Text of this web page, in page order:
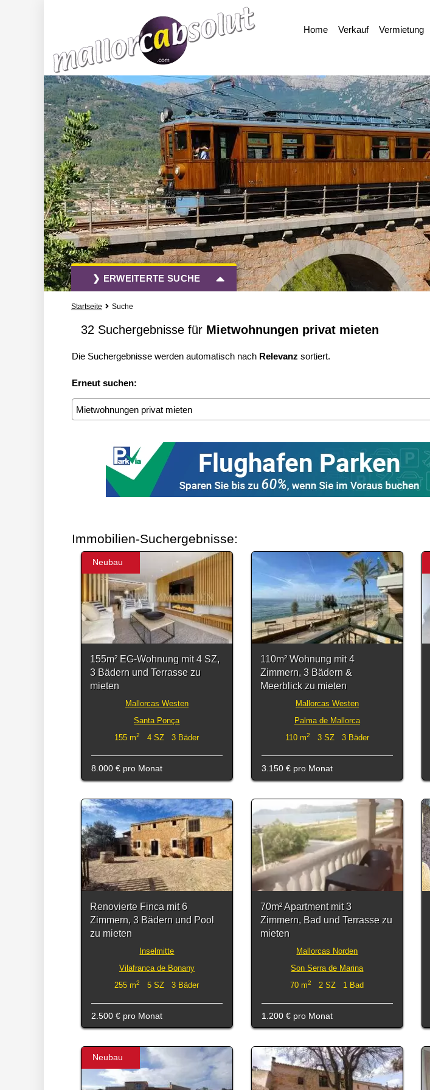
Home Verkauf Vermietung
❯ ERWEITERTE SUCHE
Vermietung und Verkauf
» mehr Such-Optionen
Startseite Suche
32 Suchergebnisse für Mietwohnungen privat mieten
Die Suchergebnisse werden automatisch nach Relevanz sortiert.
Erneut suchen:
Suchbegriff eingeben
Immobilien-Suchergebnisse:
Neubau
155m² EG-Wohnung mit 4 SZ,
3 Bädern und Terrasse zu
mieten
Mallorcas Westen
Santa Ponça
155 m2 4 SZ 3 Bäder
8.000 € pro Monat
110m² Wohnung mit 4
Zimmern, 3 Bädern &
Meerblick zu mieten
Mallorcas Westen
Palma de Mallorca
110 m2 3 SZ 3 Bäder
3.150 € pro Monat
Renovierte Finca mit 6
Zimmern, 3 Bädern und Pool
zu mieten
Inselmitte
Vilafranca de Bonany
255 m2 5 SZ 3 Bäder
2.500 € pro Monat
70m² Apartment mit 3
Zimmern, Bad und Terrasse zu
mieten
Mallorcas Norden
Son Serra de Marina
70 m2 2 SZ 1 Bad
1.200 € pro Monat
Neubau